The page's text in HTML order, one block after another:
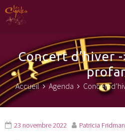
Les Cigales
Concert d’hiver
Accueil Agenda Concert
23 novembre 2022 Patricia